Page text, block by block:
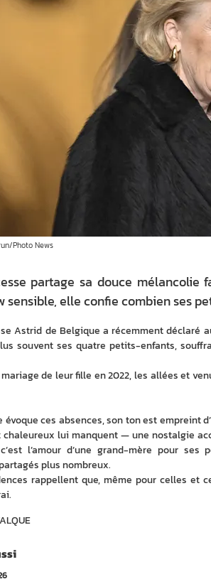
Photo News
partage sa douce mélancolie
sensible, elle confie combien ses
Astrid de Belgique a récemment déclaré
souvent ses quatre petits-enfants,
de leur fille en 2022, les allées et
évoque ces absences, son ton est empreint
chaleureux lui manquent — une nostalgie
l’amour d’une grand-mère pour
plus nombreux.
rappellent que, même pour celles et